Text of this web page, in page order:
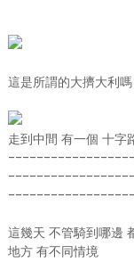
這是所謂的大擠大利
走到中間 有一個 十字
這幾天 不管騎到哪邊
地方 有不同情境